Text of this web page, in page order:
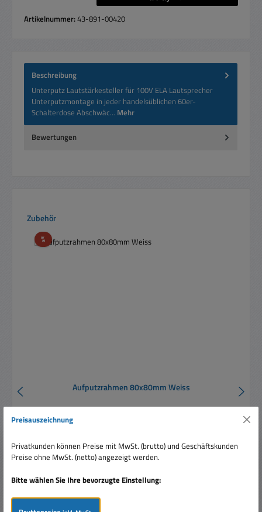
Artikelnummer:43-891-00420
Beschreibung
Unterputz Lautstärkesteller für 100V ELA Lautsprecher
Unterputzmontage in jeder handelsüblichen 60er-
Schalterdose Abschwäc… Mehr
Bewertungen
Produktgalerie überspringen
Zubehör
%Rabatt
Aufputzrahmen 80x80mm Weiss
Preise inkl. MwSt. zzgl. Versandkosten
Preisauszeichnung
Privatkunden können Preise mit MwSt. (brutto) und Geschäftskunden
Preise ohne MwSt. (netto) angezeigt werden.
Bitte wählen Sie Ihre bevorzugte Einstellung: